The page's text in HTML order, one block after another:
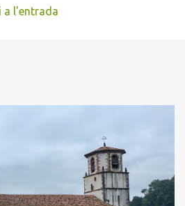
a l'entrada